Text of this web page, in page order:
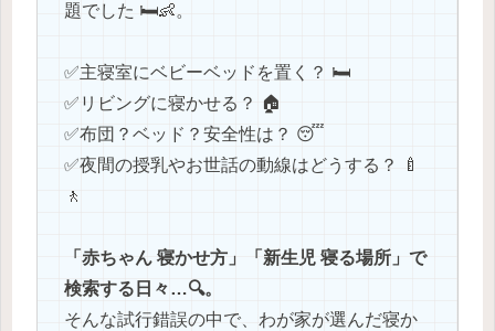
題でした 🛏️👶。
✅️主寝室にベビーベッドを置く？ 🛏️
✅️リビングに寝かせる？ 🏠
✅️布団？ベッド？安全性は？ 😴
✅️夜間の授乳やお世話の動線はどうする？ 🍼
🚶
「赤ちゃん 寝かせ方」「新生児 寝る場所」で
検索する日々…🔍。
そんな試行錯誤の中で、わが家が選んだ寝か